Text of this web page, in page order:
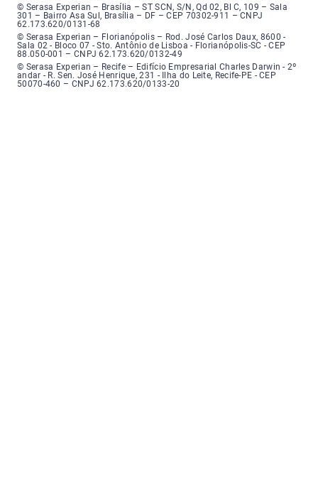
Serasa Experian - Brasília, Endereço: Setor Comercial Norte, sem
© Serasa Experian – Brasília – ST SCN, S/N, Qd 02, Bl C, 109 – Sala
301 – Bairro Asa Sul, Brasília – DF – CEP 70302-911 – CNPJ
62.173.620/0131-68
Serasa Experian - Florianópolis, Endereço: Rodovia José Carlos, número
© Serasa Experian – Florianópolis – Rod. José Carlos Daux, 8600 -
Sala 02 - Bloco 07 - Sto. Antônio de Lisboa - Florianópolis-SC - CEP
88.050-001 – CNPJ 62.173.620/0132-49
Serasa Experian - Recife, Endereço: Edifício Empresarial Charles Darwin,
© Serasa Experian – Recife – Edifício Empresarial Charles Darwin - 2º
andar - R. Sen. José Henrique, 231 - Ilha do Leite, Recife-PE - CEP
50070-460 – CNPJ 62.173.620/0133-20